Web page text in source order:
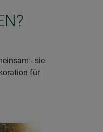
- sie
für